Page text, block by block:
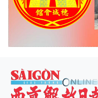
西贡解放报网版权所有
由越南新闻与传播部所属报刊
副总编辑: 阮玉英、范文长、裴氏
阮克强、陈嘉宝
主编: 阮玉英